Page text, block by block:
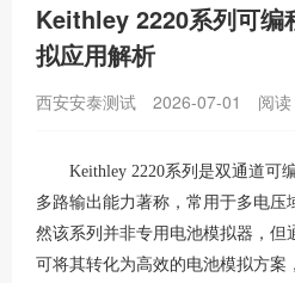
Keithley 2220系列可编
拟应用解析
西安安泰测试 2026-07-01 阅读
Keithley 2220系列是双通道可
多路输出能力著称，常用于多电压
然该系列并非专用电池模拟器，但
可将其转化为高效的电池模拟方案